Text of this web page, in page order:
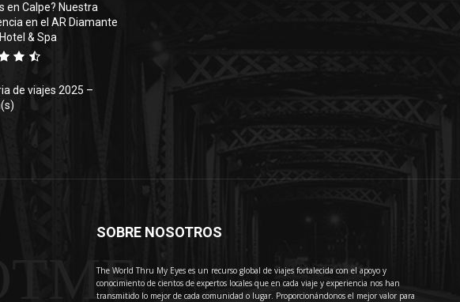
en Calpe? Nuestra
en el AR Diamante
& Spa
de viajes 2025 –
SOBRE NOSOTROS
The World Thru My Eyes es un recurso global de viajes fortalecida con el apoyo y
conocimiento de cientos de expertos locales que en cada viaje y experiencia nos han
transmitido lo mejor de cada comunidad o lugar. Proporcionándonos el mejor valor para